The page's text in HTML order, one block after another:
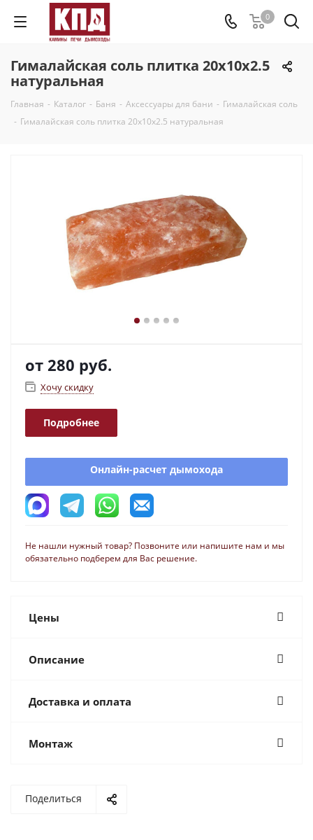
0
Гималайская соль плитка 20х10х2.5
натуральная
Главная - Каталог - Баня - Аксессуары для бани - Гималайская соль
- Гималайская соль плитка 20х10х2.5 натуральная
от 280 руб.
Хочу скидку
Подробнее
Онлайн-расчет дымохода
Не нашли нужный товар? Позвоните или напишите нам и мы
обязательно подберем для Вас решение.
Цены
Описание
Доставка и оплата
Монтаж
Поделиться